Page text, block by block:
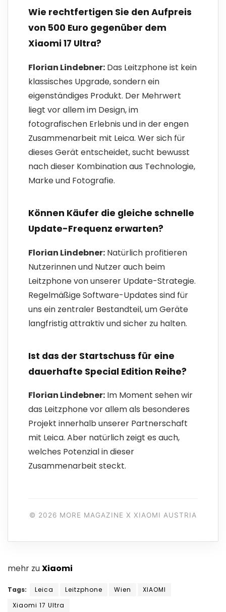
Wie rechtfertigen Sie den Aufpreis
von 500 Euro gegenüber dem
Xiaomi 17 Ultra?
Florian Lindebner: Das Leitzphone ist kein
klassisches Upgrade, sondern ein
eigenständiges Produkt. Der Mehrwert
liegt vor allem im Design, im
fotografischen Erlebnis und in der engen
Zusammenarbeit mit Leica. Wer sich für
dieses Gerät entscheidet, sucht bewusst
nach dieser Kombination aus Technologie,
Marke und Fotografie.
Können Käufer die gleiche schnelle
Update-Frequenz erwarten?
Florian Lindebner: Natürlich profitieren
Nutzerinnen und Nutzer auch beim
Leitzphone von unserer Update-Strategie.
Regelmäßige Software-Updates sind für
uns ein zentraler Bestandteil, um Geräte
langfristig attraktiv und sicher zu halten.
Ist das der Startschuss für eine
dauerhafte Special Edition Reihe?
Florian Lindebner: Im Moment sehen wir
das Leitzphone vor allem als besonderes
Projekt innerhalb unserer Partnerschaft
mit Leica. Aber natürlich zeigt es auch,
welches Potenzial in dieser
Zusammenarbeit steckt.
© 2026 MORE MAGAZINE X XIAOMI AUSTRIA
mehr zuXiaomi
Tags: Leica Leitzphone Wien
XIAOMI
Xiaomi 17 Ultra